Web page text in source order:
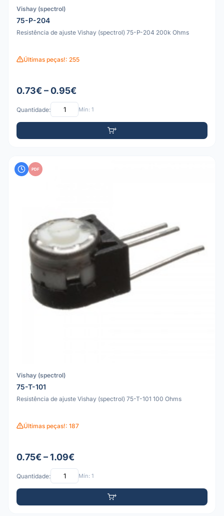
Vishay (spectrol)
75-P-204
Resistência de ajuste Vishay (spectrol) 75-P-204 200k Ohms
Últimas peças!: 255
0.73€ – 0.95€
Quantidade: Mín: 1
PDF
Vishay (spectrol)
75-T-101
Resistência de ajuste Vishay (spectrol) 75-T-101 100 Ohms
Últimas peças!: 187
0.75€ – 1.09€
Quantidade: Mín: 1